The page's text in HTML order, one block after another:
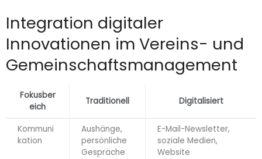
Integration digitaler
Innovationen im Vereins- und
Gemeinschaftsmanagement
Fokusber
eich
Traditionell Digitalisiert
Kommuni
kation
Aushänge,
persönliche
Gespräche
E-Mail-Newsletter,
soziale Medien,
Website